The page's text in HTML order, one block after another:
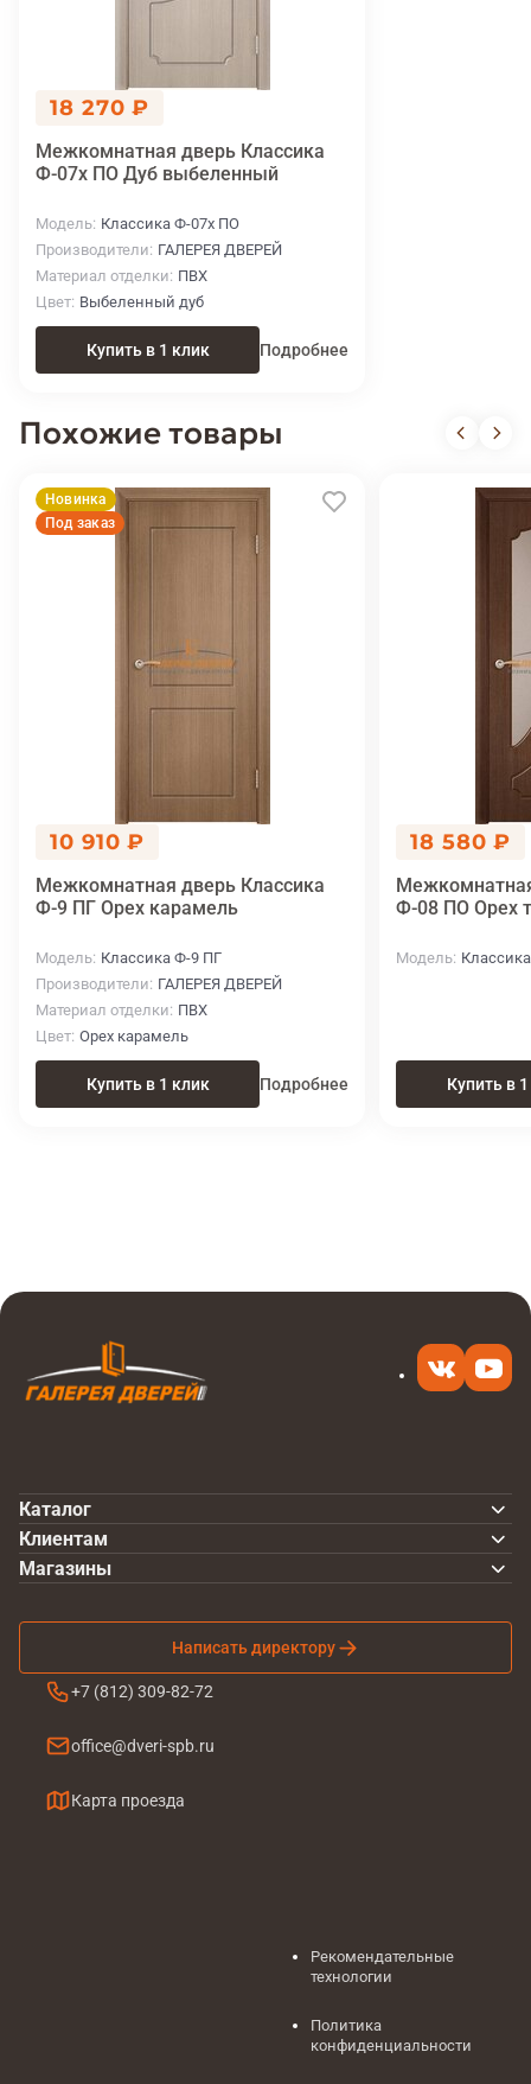
18 270 ₽
Межкомнатная дверь Классика
Ф-07х ПО Дуб выбеленный
Модель Классика Ф-07х ПО
Производители ГАЛЕРЕЯ ДВЕРЕЙ
Материал отделки ПВХ
Цвет Выбеленный дуб
Купить в 1 клик Подробнее
Похожие товары
Новинка
Под заказ
10 910 ₽
Межкомнатная дверь Классика
Ф-9 ПГ Орех карамель
Модель Классика Ф-9 ПГ
Производители ГАЛЕРЕЯ ДВЕРЕЙ
Материал отделки ПВХ
Цвет Орех карамель
Купить в 1 клик Подробнее
18 580 ₽
Ф-08 ПО Орех
Модель
Купить в
Каталог
Клиентам
Написать директору
+7 (812) 309-82-72
office@dveri-spb.ru
Карта проезда
Магазины
Рекомендательные
технологии
Политика
конфиденциальности